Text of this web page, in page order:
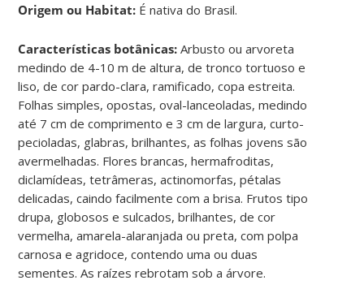
Origem ou Habitat: É nativa do Brasil.
Características botânicas:Arbusto ou arvoreta
medindo de 4-10 m de altura, de tronco tortuoso e
liso, de cor pardo-clara, ramificado, copa estreita.
Folhas simples, opostas, oval-lanceoladas, medindo
até 7 cm de comprimento e 3 cm de largura, curto-
pecioladas, glabras, brilhantes, as folhas jovens são
avermelhadas. Flores brancas, hermafroditas,
diclamídeas, tetrâmeras, actinomorfas, pétalas
delicadas, caindo facilmente com a brisa. Frutos tipo
drupa, globosos e sulcados, brilhantes, de cor
vermelha, amarela-alaranjada ou preta, com polpa
carnosa e agridoce, contendo uma ou duas
sementes. As raízes rebrotam sob a árvore.